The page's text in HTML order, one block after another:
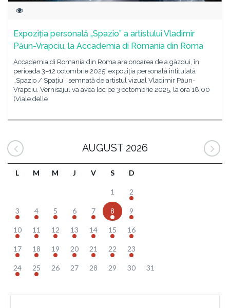
Expoziția personală „Spazio” a artistului Vladimir
Păun-Vrapciu, la Accademia di Romania din Roma
Accademia di Romania din Roma are onoarea de a găzdui, în
perioada 3–12 octombrie 2025, expoziția personală intitulată
„Spazio / Spațiu”, semnată de artistul vizual Vladimir Păun-
Vrapciu. Vernisajul va avea loc pe 3 octombrie 2025, la ora 18:00
(Viale delle
AUGUST 2026
L M M J V S D
1 2
3 4 5 6 7 8 9
10 11 12 13 14 15 16
17 18 19 20 21 22 23
24 25 26 27 28 29 30 31